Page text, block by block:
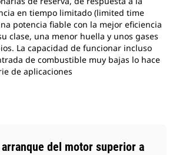
en tiempo limitado (limited time
potencia fiable con la mejor eficiencia
clase, una menor huella y unos gases
La capacidad de funcionar incluso
de combustible muy bajas lo hace
de aplicaciones
arranque del motor superior a